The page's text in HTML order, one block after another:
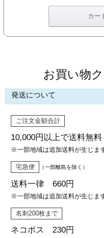
お買い物
発送について
ご注文金額合計
10,000円以上で送料無料
※一部地域は追加送料が生じま
宅急便 （一部離島を除く）
送料一律 660円
※一部地域は追加送料が生じま
名刺200枚まで
ネコポス 230円